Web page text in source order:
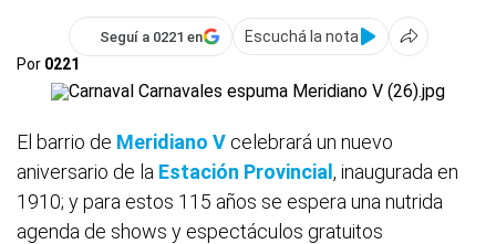
Seguí a 0221 en
Escuchá la nota
Por 0221
El barrio de Meridiano V celebrará un nuevo
aniversario de la Estación Provincial , inaugurada en
1910; y para estos 115 años se espera una nutrida
agenda de shows y espectáculos gratuitos